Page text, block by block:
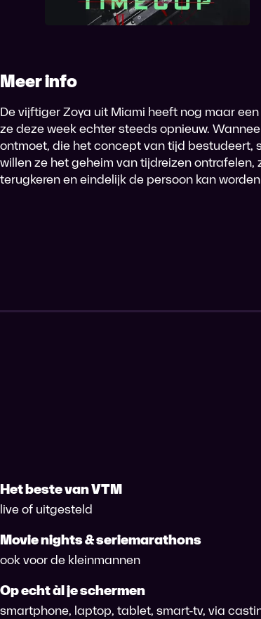
Meer info
De vijftiger Zoya uit Miami heeft nog maar
ze deze week echter steeds opnieuw.
ontmoet, die het concept van tijd bestudeert,
willen ze het geheim van tijdreizen
terugkeren en eindelijk de persoon kan
Het beste van VTM
live of uitgesteld
Movie nights & seriemarathons
ook voor de kleinmannen
Op echt àl je schermen
smartphone, laptop, tablet, smart-tv, via